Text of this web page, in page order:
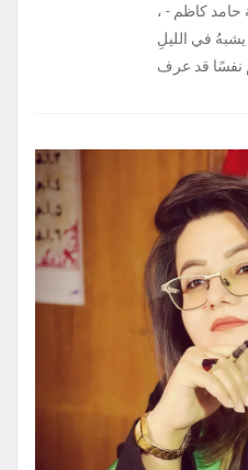
، وأدنيتُهم رغمَ الظروفِ الأصعبِ هبة حامد كاظم -
في الليلِ